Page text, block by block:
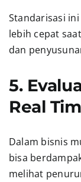
Standarisasi
lebih cepat
dan
5.
Real
Dalam bisnis
bisa
melihat